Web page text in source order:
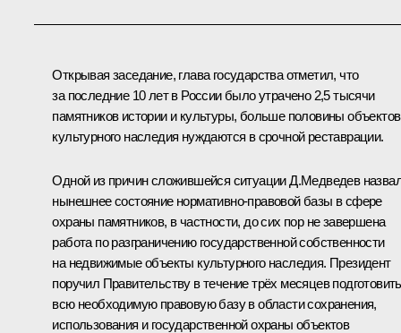
Открывая заседание, глава государства отметил, что
за последние 10 лет в России было утрачено 2,5 тысячи
памятников истории и культуры, больше половины объектов
культурного наследия нуждаются в срочной реставрации.
Одной из причин сложившейся ситуации Д.Медведев
нынешнее состояние нормативно-правовой базы в сфере
охраны памятников, в частности, до сих пор не завершена
работа по разграничению государственной собственности
на недвижимые объекты культурного наследия. Президент
поручил Правительству в течение трёх месяцев подготовить
всю необходимую правовую базу в области сохранения,
использования и государственной охраны объектов